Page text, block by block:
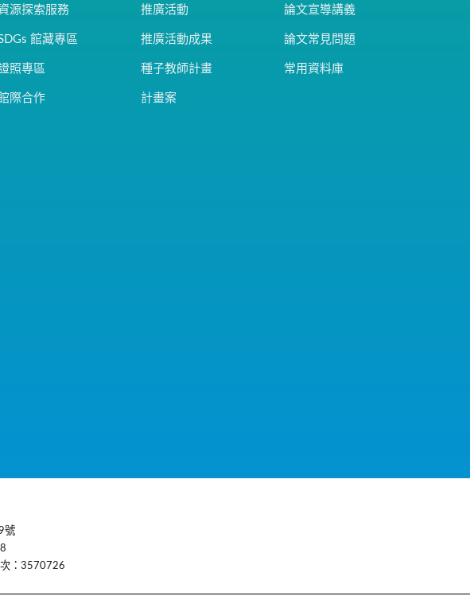
源探索服務
館藏專區
照專區
際合作
推廣活動
推廣活動成果
種子教師計畫
計畫案
論文宣導講義
論文常見問題
常用資料庫
號
：3570726